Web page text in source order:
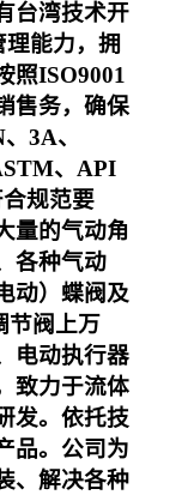
台湾技术开
能力，拥
照ISO9001
售务，确保
3A、
、API
规范要
量的气动角
各种气动
动）蝶阀及
节阀上万
电动执行器
致力于流体
发。依托技
品。公司为
、解决各种